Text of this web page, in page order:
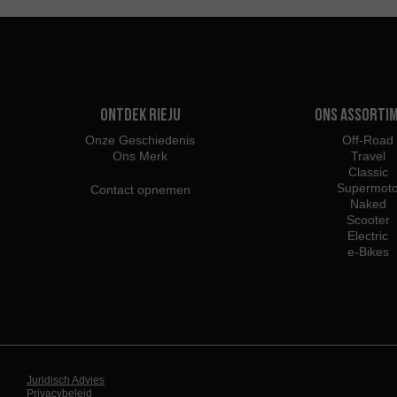
Ontdek Rieju
Onze Geschiedenis
Ons Merk
Contact opnemen
Ons
Off-Road
Travel
Classic
Supermoto
Naked
Scooter
Electric
e-Bikes
Juridisch Advies
Privacybeleid